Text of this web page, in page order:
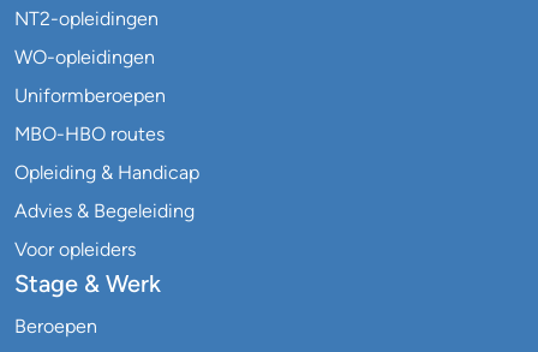
NT2-opleidingen
WO-opleidingen
Uniformberoepen
MBO-HBO routes
Opleiding & Handicap
Advies & Begeleiding
Voor opleiders
Stage & Werk
Beroepen